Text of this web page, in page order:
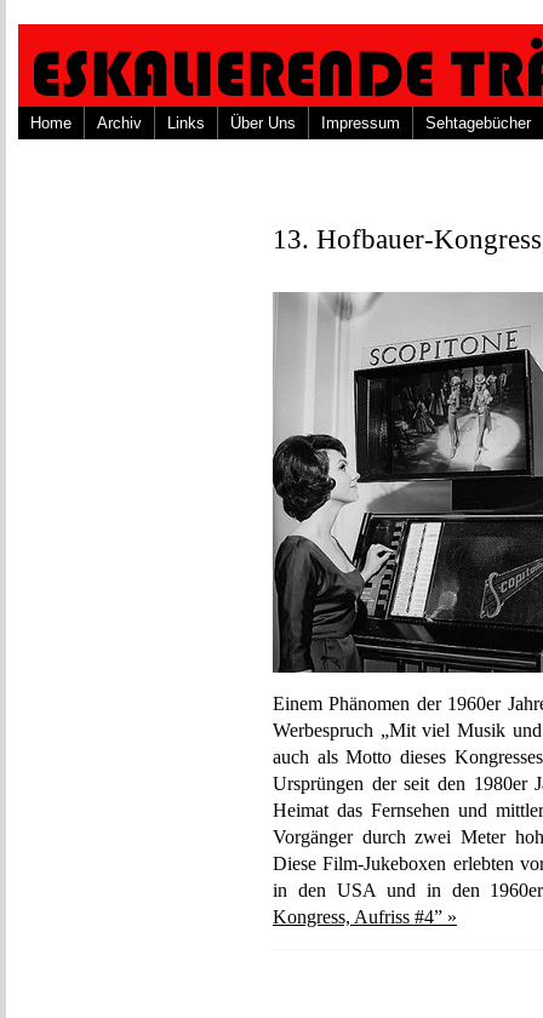
Home Archiv Links Über Uns Impressum Sehtagebücher
13. Hofbauer-
Einem Phänomen der 1960er
Werbespruch „Mit viel Musik
auch als Motto dieses
Ursprüngen der seit den 1980er
Heimat das Fernsehen und
Vorgänger durch zwei Meter
Diese Film-Jukeboxen erlebten
in den USA und in den
Kongress, Aufriss #4” »